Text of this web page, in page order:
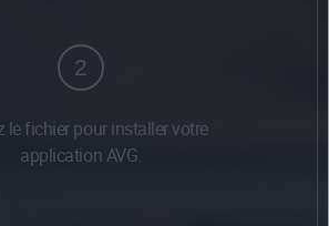
2
le fichier pour installer votre
application AVG.